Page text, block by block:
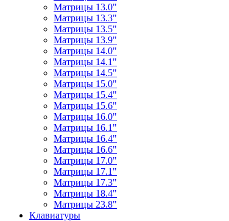
Матрицы 13.0"
Матрицы 13.3"
Матрицы 13.5"
Матрицы 13.9"
Матрицы 14.0"
Матрицы 14.1"
Матрицы 14.5"
Матрицы 15.0"
Матрицы 15.4"
Матрицы 15.6"
Матрицы 16.0"
Матрицы 16.1"
Матрицы 16.4"
Матрицы 16.6"
Матрицы 17.0"
Матрицы 17.1"
Матрицы 17.3"
Матрицы 18.4"
Матрицы 23.8"
Клавиатуры